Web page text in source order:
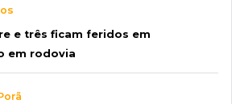
e três ficam feridos em
em rodovia